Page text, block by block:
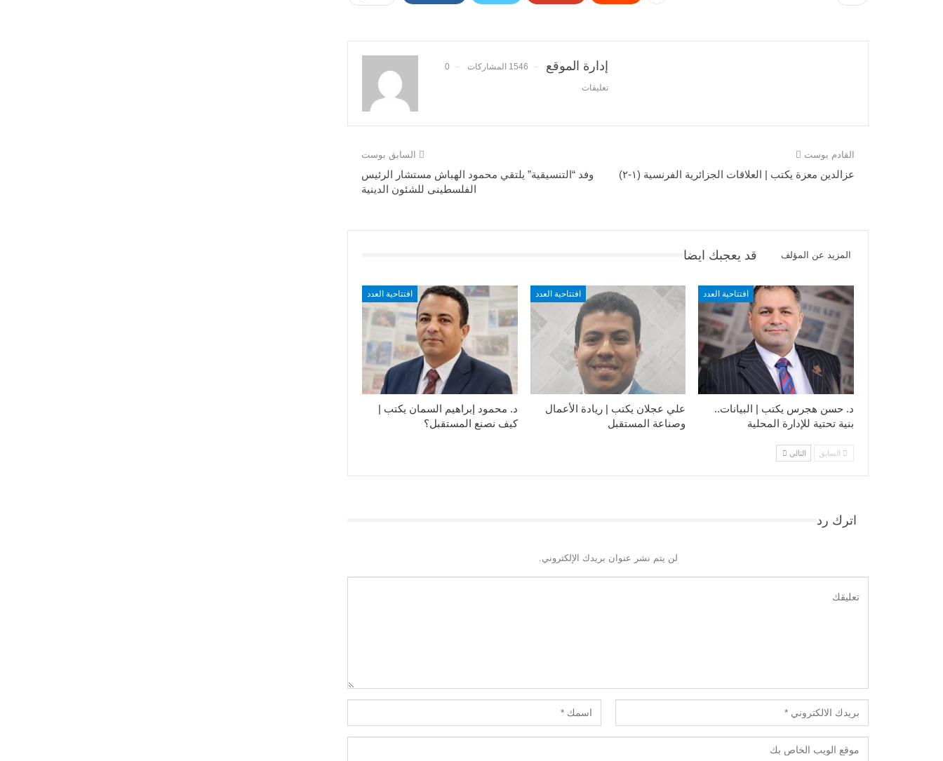
إدارة الموقع 1546 المشاركات 0
تعليقات
السابق بوست
وفد “التنسيقية” يلتقي محمود الهباش مستشار الرئيس
الفلسطينى للشئون الدينية
القادم بوست
عزالدين معزة يكتب | العلاقات الجزائرية الفرنسية (١-٢)
قد يعجبك ايضا المزيد عن المؤلف
افتتاحية العدد
د. محمود إبراهيم السمان يكتب |
كيف نصنع المستقبل؟
افتتاحية العدد
علي عجلان يكتب | ريادة الأعمال
وصناعة المستقبل
افتتاحية العدد
د. حسن هجرس يكتب | البيانات..
بنية تحتية للإدارة المحلية
السابق التالي
اترك رد
لن يتم نشر عنوان بريدك الإلكتروني.